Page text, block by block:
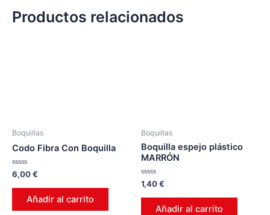
Productos relacionados
Boquillas
Codo Fibra Con Boquilla
Valorado
en
0
6,00€
Añadir al carrito
Boquillas
Boquilla espejo plástico
MARRÓN
Valorado
en
0
1,40€
Añadir al carrito